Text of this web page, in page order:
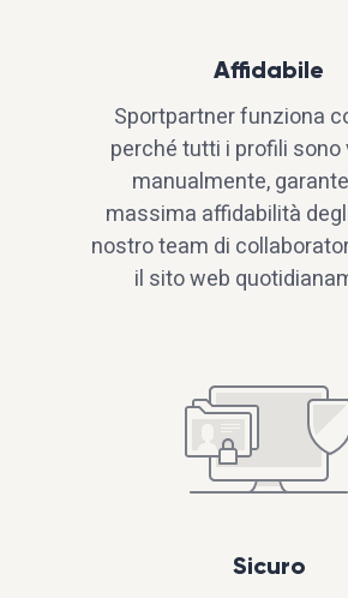
Affidabile
Sportpartner funziona
perché tutti i profili
manualmente,
massima affidabilità
nostro team di
il sito web
Sicuro